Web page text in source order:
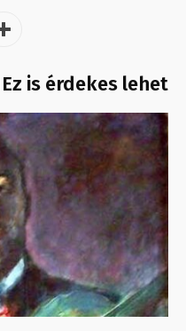
Ez is érdekes lehet